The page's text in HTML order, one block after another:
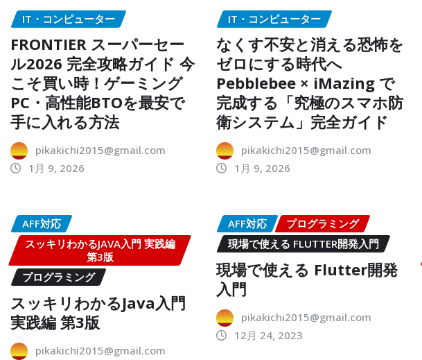
IT・コンピューター
FRONTIER スーパーセー
ル2026 完全攻略ガイド 今
こそ買い時！ゲーミング
PC・高性能BTOを最安で
手に入れる方法
pikakichi2015@gmail.com
1月 9, 2026
IT・コンピューター
なくす不安と消える恐怖を
ゼロにする時代へ
Pebblebee × iMazing で
完成する「究極のスマホ防
衛システム」完全ガイド
pikakichi2015@gmail.com
1月 9, 2026
AFF対応
スッキリわかるJAVA入門 実践編
第3版
プログラミング
スッキリわかるJava入門
実践編 第3版
pikakichi2015@gmail.com
AFF対応
プログラミング
現場で使える FLUTTER開発入門
現場で使える Flutter開発
入門
pikakichi2015@gmail.com
12月 24, 2023